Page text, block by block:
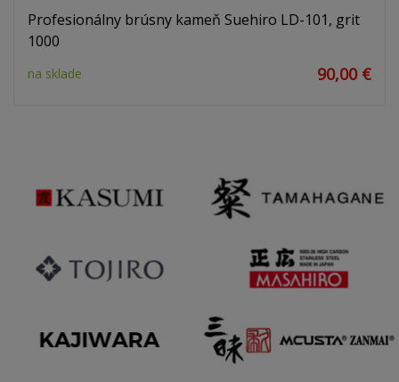
Profesionálny brúsny kameň Suehiro LD-101, grit
1000
na sklade 90,00 €